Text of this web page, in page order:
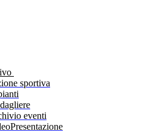
sportiva
eventi